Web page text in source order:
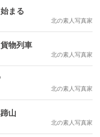
まる
北の素人写真家
物列車
北の素人写真家
北の素人写真家
山
北の素人写真家